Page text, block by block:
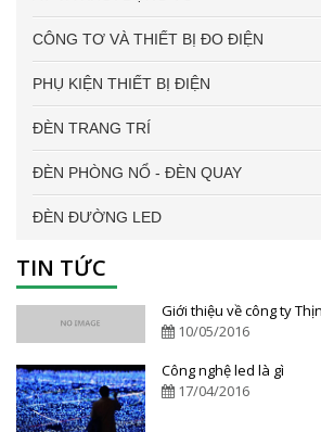
CÔNG TƠ VÀ THIẾT BỊ ĐO ĐIỆN
PHỤ KIỆN THIẾT BỊ ĐIỆN
ĐÈN TRANG TRÍ
ĐÈN PHÒNG NỔ - ĐÈN QUAY
ĐÈN ĐƯỜNG LED
TIN TỨC
Giới thiệu về công ty
10/05/2016
Công nghệ led là gì
17/04/2016